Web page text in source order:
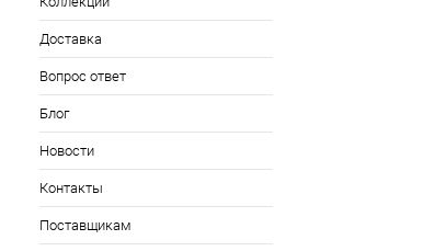
Доставка
Вопрос ответ
Блог
Новости
Контакты
Поставщикам